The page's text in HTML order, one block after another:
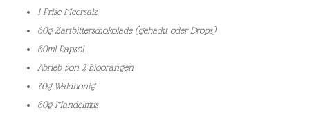
1 Prise Meersalz
60g Zartbitterschokolade (gehackt oder Drops)
60ml Rapsöl
Abrieb von 2 Bioorangen
70g Waldhonig
60g Mandelmus